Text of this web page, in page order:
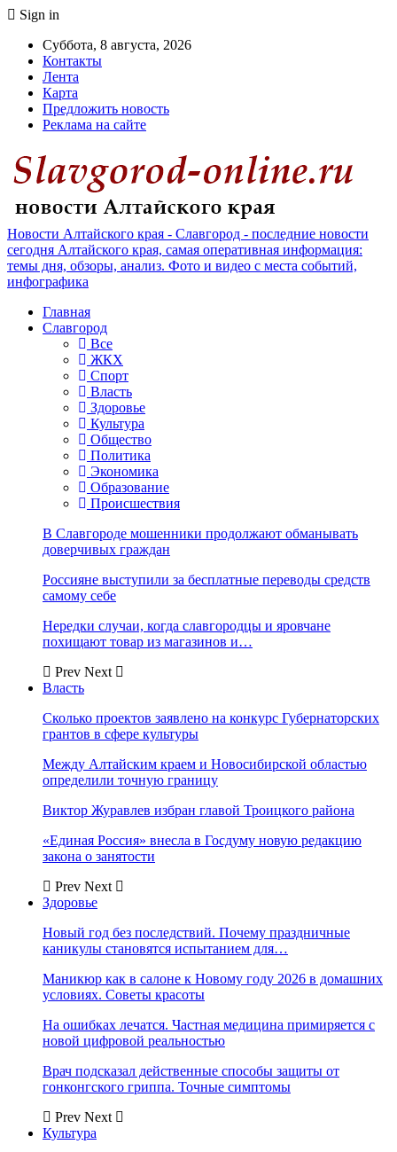
Sign in
Суббота, 8 августа, 2026
Контакты
Лента
Карта
Предложить новость
Реклама на сайте
Новости Алтайского края - Славгород - последние новости
сегодня Алтайского края, самая оперативная информация:
темы дня, обзоры, анализ. Фото и видео с места событий,
инфографика
Главная
Славгород
Все
ЖКХ
Спорт
Власть
Здоровье
Культура
Общество
Политика
Экономика
Образование
Происшествия
В Славгороде мошенники продолжают обманывать
доверчивых граждан
Россияне выступили за бесплатные переводы средств
самому себе
Нередки случаи, когда славгородцы и яровчане
похищают товар из магазинов и…
Prev Next
Власть
Сколько проектов заявлено на конкурс Губернаторских
грантов в сфере культуры
Между Алтайским краем и Новосибирской областью
определили точную границу
Виктор Журавлев избран главой Троицкого района
«Единая Россия» внесла в Госдуму новую редакцию
закона о занятости
Prev Next
Здоровье
Новый год без последствий. Почему праздничные
каникулы становятся испытанием для…
Маникюр как в салоне к Новому году 2026 в домашних
условиях. Советы красоты
На ошибках лечатся. Частная медицина примиряется с
новой цифровой реальностью
Врач подсказал действенные способы защиты от
гонконгского гриппа. Точные симптомы
Prev Next
Культура